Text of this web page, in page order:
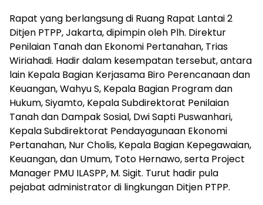
Rapat yang berlangsung di Ruang Rapat Lantai 2
Ditjen PTPP, Jakarta, dipimpin oleh Plh. Direktur
Penilaian Tanah dan Ekonomi Pertanahan, Trias
Wiriahadi. Hadir dalam kesempatan tersebut, antara
lain Kepala Bagian Kerjasama Biro Perencanaan dan
Keuangan, Wahyu S, Kepala Bagian Program dan
Hukum, Siyamto, Kepala Subdirektorat Penilaian
Tanah dan Dampak Sosial, Dwi Sapti Puswanhari,
Kepala Subdirektorat Pendayagunaan Ekonomi
Pertanahan, Nur Cholis, Kepala Bagian Kepegawaian,
Keuangan, dan Umum, Toto Hernawo, serta Project
Manager PMU ILASPP, M. Sigit. Turut hadir pula
pejabat administrator di lingkungan Ditjen PTPP.